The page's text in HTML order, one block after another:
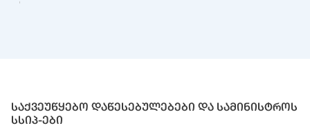
საქვეუწყებო დაწესებულებები და სამინისტროს
სსიპ-ები